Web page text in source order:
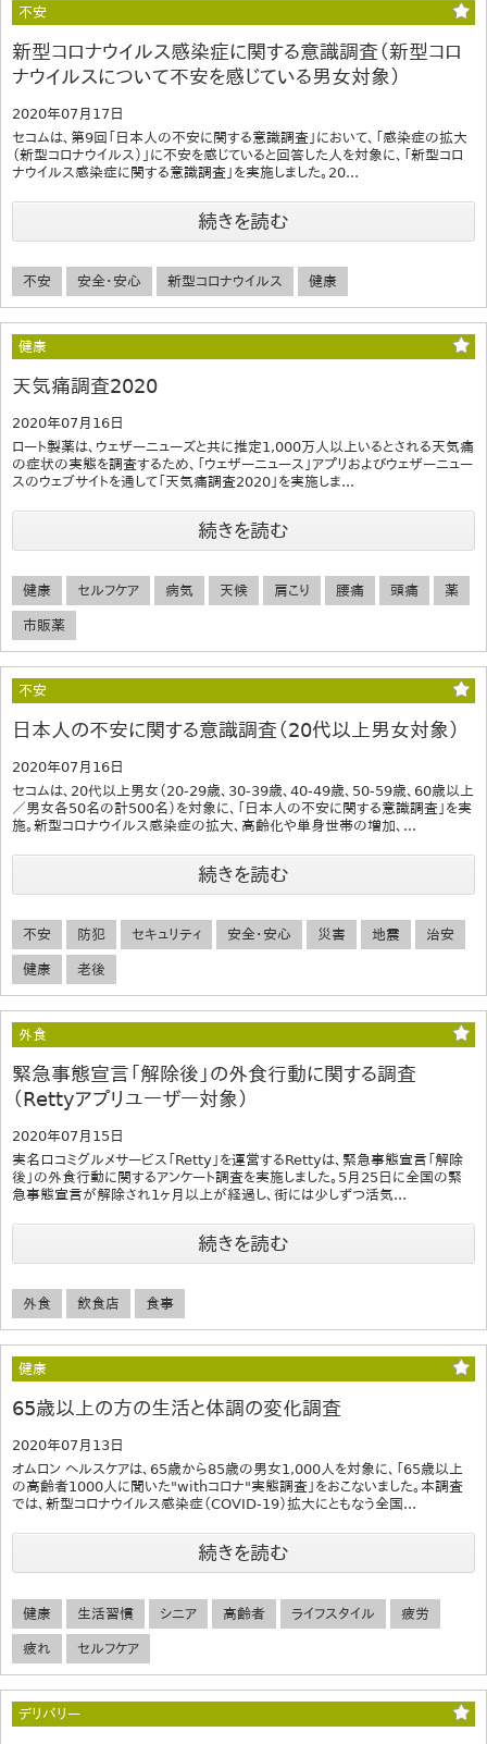
不安
新型コロナウイルス感染症に関する意識調査（新型コロ
ナウイルスについて不安を感じている男女対象）
2020年07月17日
セコムは、第9回「日本人の不安に関する意識調査」において、「感染症の拡大
（新型コロナウイルス）」に不安を感じていると回答した人を対象に、「新型コロ
ナウイルス感染症に関する意識調査」を実施しました。20...
続きを読む
不安 安全・安心 新型コロナウイルス 健康
健康
天気痛調査2020
2020年07月16日
ロート製薬は、ウェザーニューズと共に推定1,000万人以上いるとされる天気痛
の症状の実態を調査するため、「ウェザーニュース」アプリおよびウェザーニュー
スのウェブサイトを通して「天気痛調査2020」を実施しま...
続きを読む
健康 セルフケア 病気 天候 肩こり 腰痛 頭痛 薬
市販薬
不安
日本人の不安に関する意識調査（20代以上男女対象）
2020年07月16日
セコムは、20代以上男女（20-29歳、30-39歳、40-49歳、50-59歳、60歳以上
／男女各50名の計500名）を対象に、「日本人の不安に関する意識調査」を実
施。新型コロナウイルス感染症の拡大、高齢化や単身世帯の増加、...
続きを読む
不安 防犯 セキュリティ 安全・安心 災害 地震 治安
健康 老後
外食
緊急事態宣言「解除後」の外食行動に関する調査
（Rettyアプリユーザー対象）
2020年07月15日
実名口コミグルメサービス「Retty」を運営するRettyは、緊急事態宣言「解除
後」の外食行動に関するアンケート調査を実施しました。5月25日に全国の緊
急事態宣言が解除され1ヶ月以上が経過し、街には少しずつ活気...
続きを読む
外食 飲食店 食事
健康
65歳以上の方の生活と体調の変化調査
2020年07月13日
オムロン ヘルスケアは、65歳から85歳の男女1,000人を対象に、「65歳以上
の高齢者1000人に聞いた"withコロナ"実態調査」をおこないました。本調査
では、新型コロナウイルス感染症（COVID-19）拡大にともなう全国...
続きを読む
健康 生活習慣 シニア 高齢者 ライフスタイル 疲労
疲れ セルフケア
デリバリー